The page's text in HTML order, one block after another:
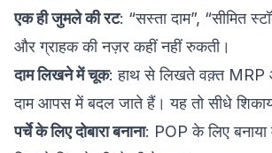
एक ही जुमले की रट: “सस्ता दाम”, “सीमित
और ग्राहक की नज़र कहीं नहीं रुकती।
दाम लिखने में चूक: हाथ से लिखते वक़्त MRP
दाम आपस में बदल जाते हैं। यह तो सीधे
पर्चे के लिए दोबारा बनाना: POP के लिए